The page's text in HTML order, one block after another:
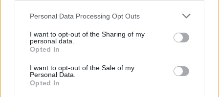
Personal Data Processing Opt Outs
I want to opt-out of the Sharing of my
personal data.
Opted In
I want to opt-out of the Sale of my
Personal Data.
Opted In
Pedig szóltam… – Miért nem hiszünk a
nőknek, amikor segítséget kérnek?
gyűjteménye